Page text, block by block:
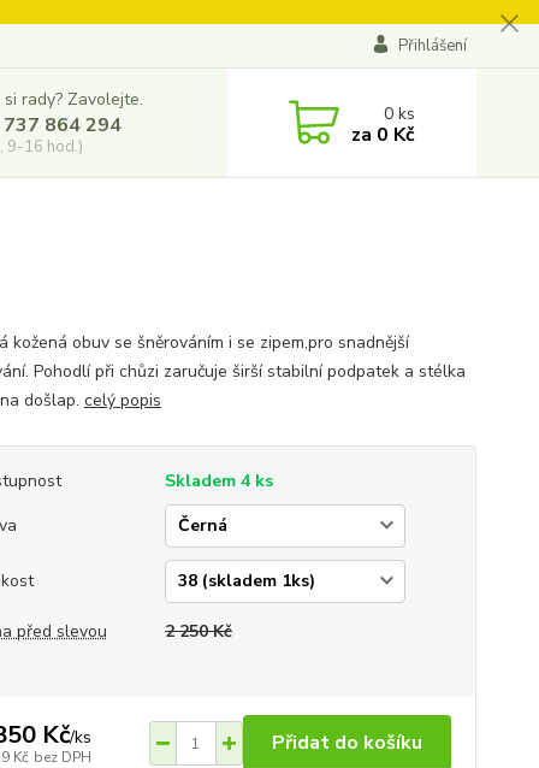
Přihlášení
rady? Zavolejte.
864 294
9-16 hod.)
0ks
za 0 Kč
kožená obuv se šněrováním i se zipem,pro snadnější
Pohodlí při chůzi zaručuje širší stabilní podpatek a stélka
došlap. celý popis
Skladem 4 ks
před slevou 2 250 Kč
Kč/ks
Kč bez DPH
Přidat do košíku